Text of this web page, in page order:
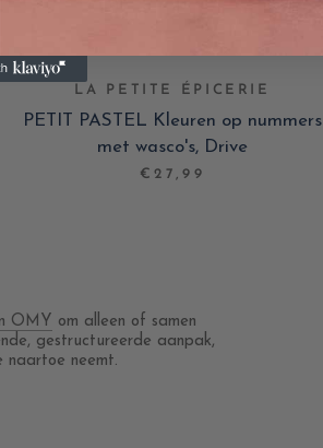
LA PETITE ÉPICERIE
PETIT PASTEL Kleuren op nummers
met wasco's, Drive
€27,99
OMY om alleen of samen
gestructureerde aanpak,
naartoe neemt.